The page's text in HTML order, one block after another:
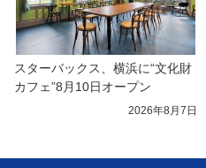
スターバックス、横浜に“文化財
カフェ”8月10日オープン
2026年8月7日